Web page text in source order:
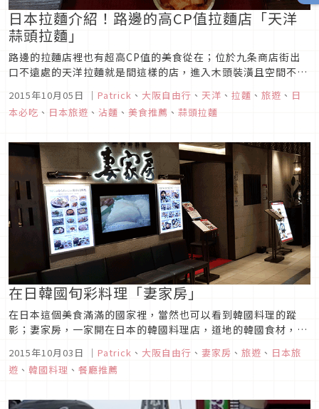
日本拉麵介紹！路邊的高CP值拉麵店「天洋
蒜頭拉麵」
路邊的拉麵店裡也有超高CP值的美食從在；位於九条商店街出
口不遠處的天洋拉麵就是間這樣的店，進入木頭裝潢且空間不大
詢問：需不需要加蒜頭呢？天祥的中午套餐到下午5點為止：可
以無限續碗的白飯加上店裡特製酸菜的A set--150日元；變大碗
2015年10月05日 ｜ Patrick 、 大阪自由行 、 天洋 、 拉麵 、 旅遊 、 日
本必吃 、 日本旅遊 、 沾麵 、 美食推薦 、 蒜頭拉麵
在日韓國旬彩料理「妻家房」
在日本這個美食滿滿的國家裡，當然也可以看到韓國料理的蹤
影；妻家房，一家開在日本的韓國料理店，道地的韓國食材，得
的高島屋，逛著逛著吃飯時間也到了，隨後發現到有午餐套餐的
韓國旬彩料理妻家房，決定一食究竟，韓國料理令人欣賞的地
2015年10月03日 ｜ Patrick 、 大阪自由行 、 妻家房 、 旅遊 、 日本旅
遊 、 韓國料理 、 餐廳推薦